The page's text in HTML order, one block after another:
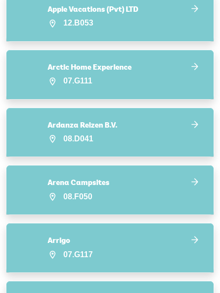
Apple Vacations (Pvt) LTD
12.B053
Arctic Home Experience
07.G111
Ardanza Reizen B.V.
08.D041
Arena Campsites
08.F050
Arrigo
07.G117